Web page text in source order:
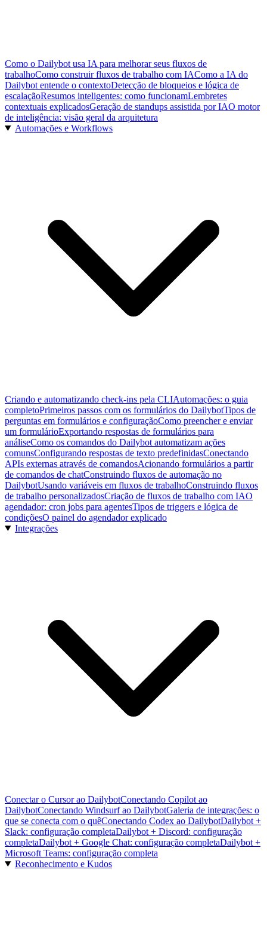
Como o Dailybot usa IA para melhorar seus fluxos de
trabalhoComo construir fluxos de trabalho com IAComo a IA do
Dailybot entende o contextoDetecção de bloqueios e lógica de
escalaçãoResumos inteligentes: como funcionamLembretes
contextuais explicadosGeração de standups assistida por IAO motor
de inteligência: visão geral da arquitetura
Automações e Workflows
Criando e automatizando check-ins pela CLIAutomações: o guia
completoPrimeiros passos com os formulários do DailybotTipos de
perguntas em formulários e configuraçãoComo preencher e enviar
um formulárioExportando respostas de formulários para
análiseComo os comandos do Dailybot automatizam ações
comunsConfigurando respostas de texto predefinidasConectando
APIs externas através de comandosAcionando formulários a partir
de comandos de chatConstruindo fluxos de automação no
DailybotUsando variáveis em fluxos de trabalhoConstruindo fluxos
de trabalho personalizadosCriação de fluxos de trabalho com IAO
agendador: cron jobs para agentesTipos de triggers e lógica de
condiçõesO painel do agendador explicado
Integrações
Conectar o Cursor ao DailybotConectando Copilot ao
DailybotConectando Windsurf ao DailybotGaleria de integrações: o
que se conecta com o quêConectando Codex ao DailybotDailybot +
Slack: configuração completaDailybot + Discord: configuração
completaDailybot + Google Chat: configuração completaDailybot +
Microsoft Teams: configuração completa
Reconhecimento e Kudos